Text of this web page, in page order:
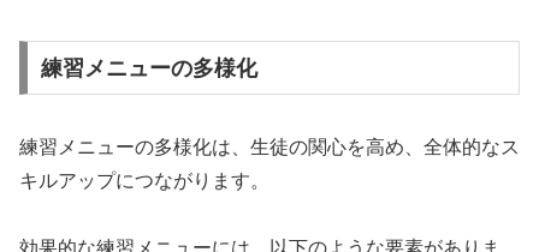
練習メニューの多様化
練習メニューの多様化は、生徒の関心を高め、全体的なス
キルアップにつながります。